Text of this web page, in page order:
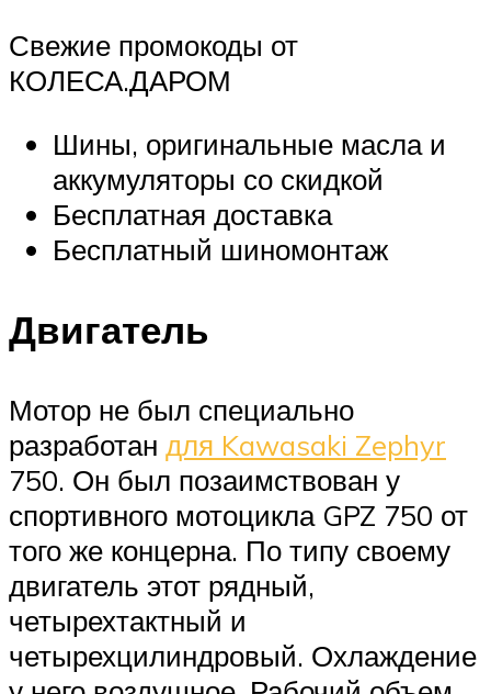
Свежие промокоды от
КОЛЕСА.ДАРОМ
Шины, оригинальные масла и
аккумуляторы со скидкой
Бесплатная доставка
Бесплатный шиномонтаж
Двигатель
Мотор не был специально
разработан для Kawasaki Zephyr
750. Он был позаимствован у
спортивного мотоцикла GPZ 750 от
того же концерна. По типу своему
двигатель этот рядный,
четырехтактный и
четырехцилиндровый. Охлаждение